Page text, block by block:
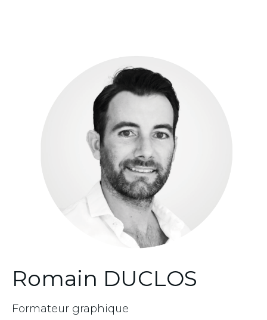
Romain DUCLOS
Formateur graphique